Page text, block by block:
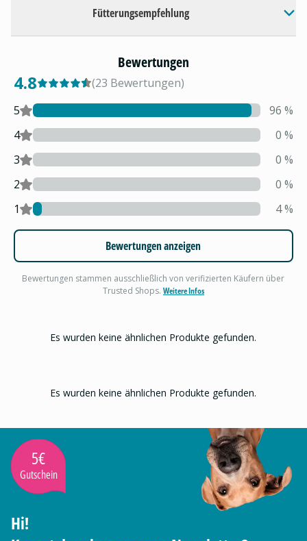
Fütterungsempfehlung
Bewertungen
4.8 (23 Bewertungen)
5
96 %
4
0 %
3
0 %
2
0 %
1
4%
Bewertungen anzeigen
Bewertungen stammen ausschließlich von verifizierten Käufern über
Trusted Shops. Weitere Infos
Es wurden keine ähnlichen Produkte gefunden.
Es wurden keine ähnlichen Produkte gefunden.
5€
Gutschein
Hi!